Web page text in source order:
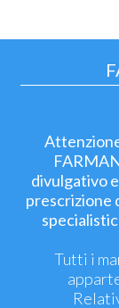
divulgativo
prescrizione
Tutti i